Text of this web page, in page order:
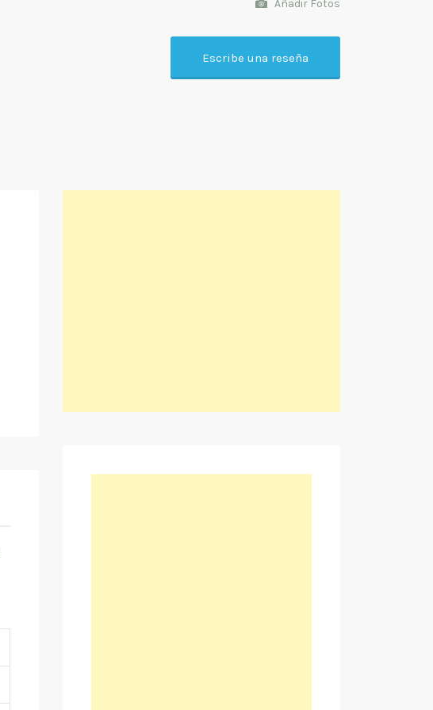
Añadir Fotos
Escribe una reseña